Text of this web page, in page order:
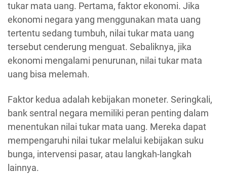
tukar mata uang. Pertama, faktor ekonomi. Jika
ekonomi negara yang menggunakan mata uang
tertentu sedang tumbuh, nilai tukar mata uang
tersebut cenderung menguat. Sebaliknya, jika
ekonomi mengalami penurunan, nilai tukar mata
uang bisa melemah.
Faktor kedua adalah kebijakan moneter. Seringkali,
bank sentral negara memiliki peran penting dalam
menentukan nilai tukar mata uang. Mereka dapat
mempengaruhi nilai tukar melalui kebijakan suku
bunga, intervensi pasar, atau langkah-langkah
lainnya.